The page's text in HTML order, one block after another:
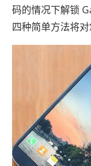
码的情况下解锁
四种简单方法将对